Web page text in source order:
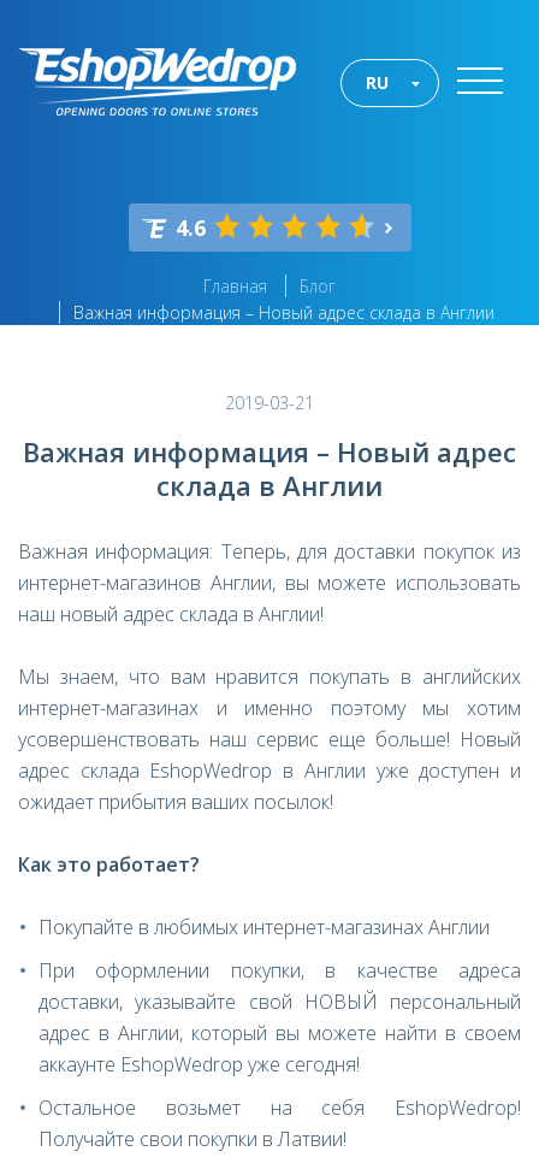
RU
4.6
Главная
Блог
Важная информация – Новый адрес склада в Англии
2019-03-21
Важная информация – Новый адрес
склада в Англии
Важная информация: Теперь, для доставки покупок из
интернет-магазинов Англии, вы можете использовать
наш новый адрес склада в Англии!
Мы знаем, что вам нравится покупать в английских
интернет-магазинах и именно поэтому мы хотим
усовершенствовать наш сервис еще больше! Новый
адрес склада EshopWedrop в Англии уже доступен и
ожидает прибытия ваших посылок!
Как это работает?
Покупайте в любимых интернет-магазинах Англии
При оформлении покупки, в качестве адреса
доставки, указывайте свой НОВЫЙ персональный
адрес в Англии, который вы можете найти в своем
аккаунте EshopWedrop уже сегодня!
Остальное возьмет на себя EshopWedrop!
Получайте свои покупки в Латвии!